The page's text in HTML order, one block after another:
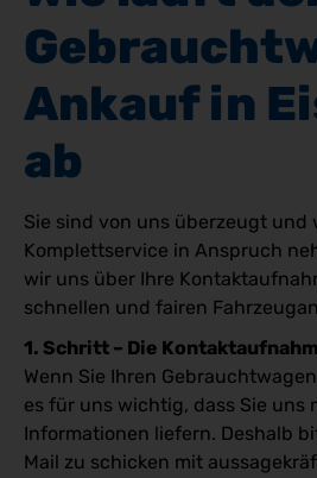
Ankauf in
ab
Sie sind von uns überzeugt und
Komplettservice in Anspruch
wir uns über Ihre
schnellen und fairen
1. Schritt – Die
Wenn Sie Ihren
es für uns wichtig, dass Sie uns
Informationen liefern. Deshalb
Mail zu schicken mit